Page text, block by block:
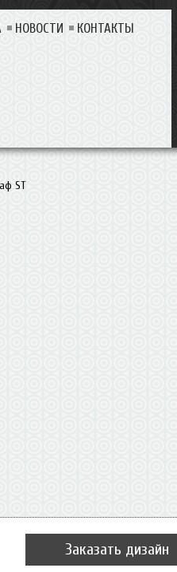
НОВОСТИ КОНТАКТЫ
ST
Заказать дизайн